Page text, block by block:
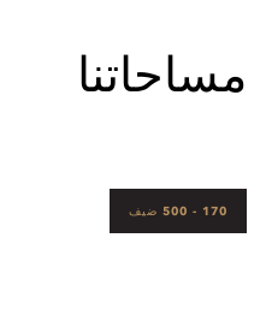
مساحاتنا
170 - 500 ضيف